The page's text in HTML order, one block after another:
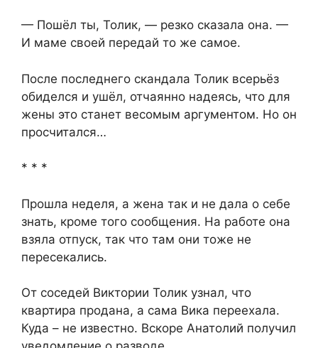
— Пошёл ты, Толик, — резко сказала она. —
И маме своей передай то же самое.
После последнего скандала Толик всерьёз
обиделся и ушёл, отчаянно надеясь, что для
жены это станет весомым аргументом. Но он
просчитался…
* * *
Прошла неделя, а жена так и не дала о себе
знать, кроме того сообщения. На работе она
взяла отпуск, так что там они тоже не
пересекались.
От соседей Виктории Толик узнал, что
квартира продана, а сама Вика переехала.
Куда – не известно. Вскоре Анатолий получил